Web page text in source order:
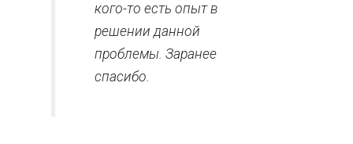
кого-то есть опыт в
решении данной
проблемы. Заранее
спасибо.